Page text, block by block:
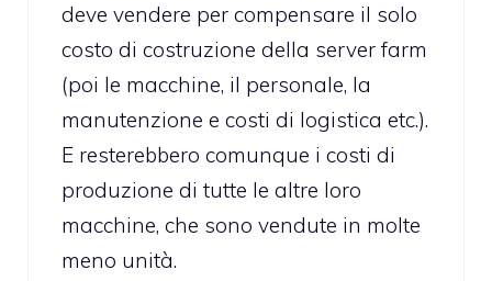
deve vendere per compensare il solo
costo di costruzione della server farm
(poi le macchine, il personale, la
manutenzione e costi di logistica etc.).
E resterebbero comunque i costi di
produzione di tutte le altre loro
macchine, che sono vendute in molte
meno unità.